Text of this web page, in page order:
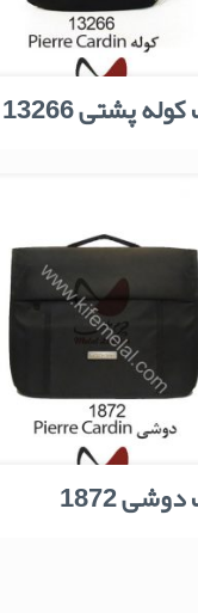
پشتی 13266
1872